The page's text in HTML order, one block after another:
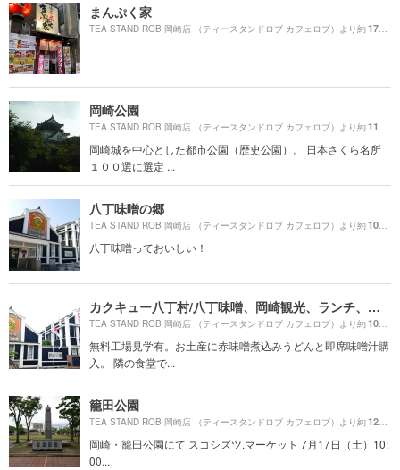
まんぷく家
TEA STAND ROB 岡崎店 （ティースタンドロブ カフェロブ）より約1700m
岡崎公園
TEA STAND ROB 岡崎店 （ティースタンドロブ カフェロブ）より約1100m
岡崎城を中心とした都市公園（歴史公園）。 日本さくら名所
１００選に選定 ...
八丁味噌の郷
TEA STAND ROB 岡崎店 （ティースタンドロブ カフェロブ）より約1020m
八丁味噌っておいしい！
カクキュー八丁村/八丁味噌、岡崎観光、ランチ、カレー、うどん、カフェ
TEA STAND ROB 岡崎店 （ティースタンドロブ カフェロブ）より約1000m
無料工場見学有。お土産に赤味噌煮込みうどんと即席味噌汁購
入。 隣の食堂で...
籠田公園
TEA STAND ROB 岡崎店 （ティースタンドロブ カフェロブ）より約1280m
岡崎・籠田公園にて スコシズツ.マーケット 7月17日（土）10:
00...